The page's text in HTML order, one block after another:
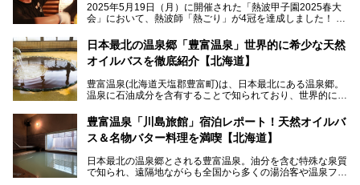
2025年5月19日（月）に開催された「熱波甲子園2025春大
会」において、熱波師「熱ごり」が4冠を達成しました！
動拠点である北海道の銭湯「湯屋・サーモン」にて、メンズ
スキンケアブランド バルクオムの「ONE DAY KIT」を数量
限定でプレゼントいたします。
で、ぜひお試しください。※6月13日配布開始、なくなり次
第終了
───
提供元：株式会社バルクオム【PR】
この記事は株式会社バルクオム商品のPR記事です。
日本最北の温泉郷「豊富温泉」世界的に希少な天然
オイルバスを徹底紹介【北海道】
豊富温泉(北海道天塩郡豊富町)は、日本最北にある温泉郷。
温泉に石油成分を含有することで知られており、世界的にも
に特効があると言われ、遠隔地ながらも全国から湯治・療養
目的で多くの人々が訪れます。
地体験し、独自の視点で豊富温泉の“天然オイルバス”をレポ
ート。温泉地概要や日帰り入浴施設をはじめ、宿泊施設・ア
豊富温泉「川島旅館」宿泊レポート！天然オイルバ
ス＆名物バター料理を満喫【北海道】
日本最北の温泉郷とされる豊富温泉。油分を含む特殊な泉質
で知られ、遠隔地ながらも全国から多くの湯治客や温泉ファ